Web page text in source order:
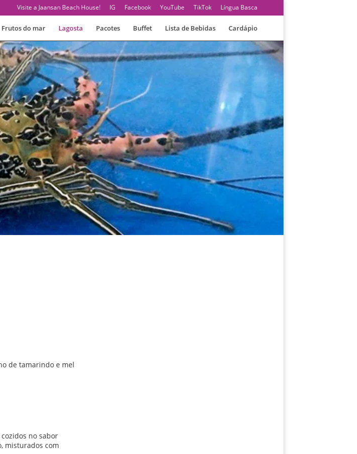
Visite a Jaansan Beach House! IG Facebook YouTube TikTok Língua Basca
Frutos do mar Lagosta Pacotes Buffet Lista de Bebidas Cardápio
de tamarindo e mel
no sabor
misturados com